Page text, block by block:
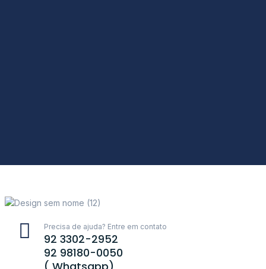
Precisa de ajuda? Entre em contato
92 3302-2952
92 98180-0050